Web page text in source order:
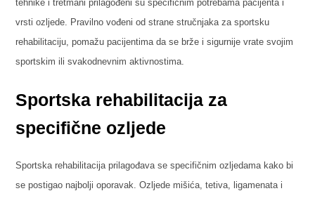
tehnike i tretmani prilagođeni su specifičnim potrebama pacijenta i
vrsti ozljede. Pravilno vođeni od strane stručnjaka za sportsku
rehabilitaciju, pomažu pacijentima da se brže i sigurnije vrate svojim
sportskim ili svakodnevnim aktivnostima.
Sportska rehabilitacija za
specifične ozljede
Sportska rehabilitacija prilagođava se specifičnim ozljedama kako bi
se postigao najbolji oporavak. Ozljede mišića, tetiva, ligamenata i